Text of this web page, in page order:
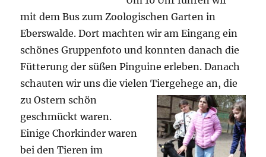
mit dem Bus zum Zoologischen Garten in
Eberswalde. Dort machten wir am Eingang ein
schönes Gruppenfoto und konnten danach die
Fütterung der süßen Pinguine erleben. Danach
schauten wir uns die vielenTiergehege an, die
zu Ostern schön
geschmückt waren.
Einige Chorkinder waren
bei den Tieren im